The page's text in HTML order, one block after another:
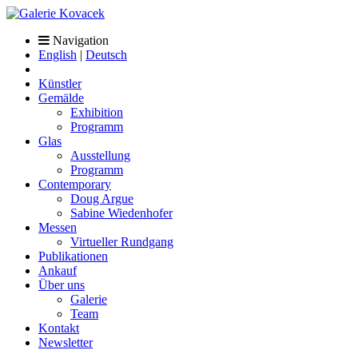
Navigation
English | Deutsch
Künstler
Gemälde
Exhibition
Programm
Glas
Ausstellung
Programm
Contemporary
Doug Argue
Sabine Wiedenhofer
Messen
Virtueller Rundgang
Publikationen
Ankauf
Über uns
Galerie
Team
Kontakt
Newsletter